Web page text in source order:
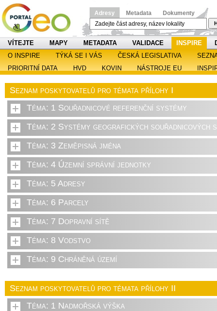
Adresy Metadata Dokumenty
VÍTEJTE MAPY METADATA VALIDACE INSPIRE
O INSPIRE
TÝKÁ SE I VÁS ČESKÁ LEGISLATIVA
PRIORITNÍ DATA
HVD KOVIN NÁSTROJE EU
Seznam poskytovatelů pro témata přílohy I
Téma: 1 Souřadnicové referenční systémy
Téma: 2 Systémy geografických souřadnicových
Téma: 3 Zeměpisná jména
Téma: 4 Územní správní jednotky
Téma: 5 Adresy
Téma: 6 Parcely
Téma: 7 Dopravní sítě
Téma: 8 Vodstvo
Téma: 9 Chráněná území
Seznam poskytovatelů pro témata přílohy II
Téma: 1 Nadmořská výška